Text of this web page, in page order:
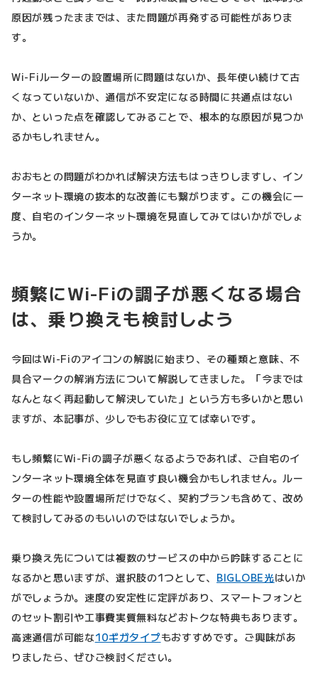
原因が残ったままでは、また問題が再発する可能性がありま
す。
Wi-Fiルーターの設置場所に問題はないか、長年使い続けて古
くなっていないか、通信が不安定になる時間に共通点はない
か、といった点を確認してみることで、根本的な原因が見つか
るかもしれません。
おおもとの問題がわかれば解決方法もはっきりしますし、イン
ターネット環境の抜本的な改善にも繋がります。この機会に一
度、自宅のインターネット環境を見直してみてはいかがでしょ
うか。
頻繁にWi-Fiの調子が悪くなる場合
は、乗り換えも検討しよう
今回はWi-Fiのアイコンの解説に始まり、その種類と意味、不
具合マークの解消方法について解説してきました。「今までは
なんとなく再起動して解決していた」という方も多いかと思い
ますが、本記事が、少しでもお役に立てば幸いです。
もし頻繁にWi-Fiの調子が悪くなるようであれば、ご自宅のイ
ンターネット環境全体を見直す良い機会かもしれません。ルー
ターの性能や設置場所だけでなく、契約プランも含めて、改め
て検討してみるのもいいのではないでしょうか。
乗り換え先については複数のサービスの中から吟味することに
なるかと思いますが、選択肢の1つとして、 BIGLOBE光はいか
がでしょうか。速度の安定性に定評があり、スマートフォンと
のセット割引や工事費実質無料などおトクな特典もあります。
高速通信が可能な10ギガタイプもおすすめです。ご興味があ
りましたら、ぜひご検討ください。